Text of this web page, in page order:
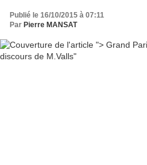
Publié le 16/10/2015 à 07:11
Par Pierre MANSAT